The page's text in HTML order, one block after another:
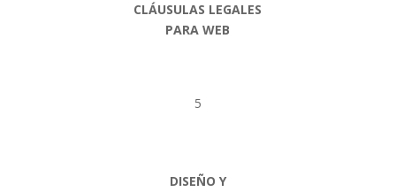
CLÁUSULAS LEGALES
PARA WEB
5
DISEÑO Y